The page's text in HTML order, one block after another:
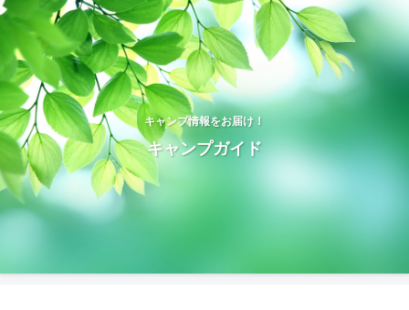
キャンプ情報をお届け！
キャンプガイド